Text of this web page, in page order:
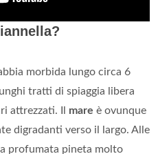
morbida lungo circa 6
tratti di spiaggia libera
attrezzati. Il mare è ovunque
digradanti verso il largo. Alle
profumata pineta molto